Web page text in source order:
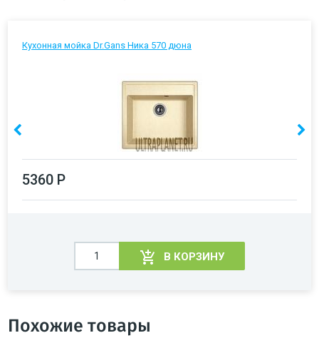
Кухонная мойка Dr.Gans Ника 570 дюна
5360 Р
В КОРЗИНУ
Похожие товары